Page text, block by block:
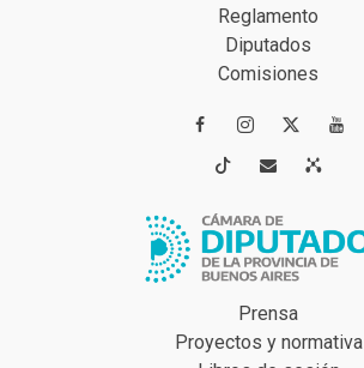
Reglamento
Diputados
Comisiones
 
 
Prensa
Proyectos y normativa